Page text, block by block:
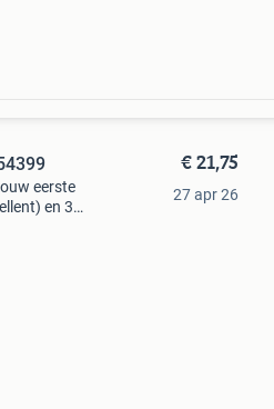
eerste
en 30
€ 21,75
27 apr 26